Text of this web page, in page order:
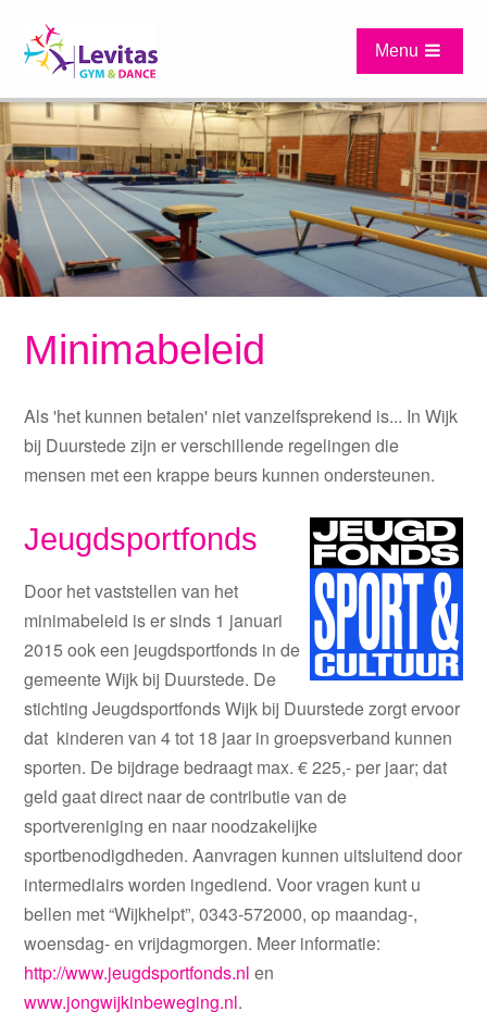
links
over
Spring
naar
de
hoofd-
inhoud
Spring
naar
het
hoofdmenu
Menu
Minimabeleid
Als 'het kunnen betalen' niet vanzelfsprekend is... In Wijk
bij Duurstede zijn er verschillende regelingen die
mensen met een krappe beurs kunnen ondersteunen.
Jeugdsportfonds
Door het vaststellen van het
minimabeleid is er sinds 1 januari
2015 ook een jeugdsportfonds in de
gemeente Wijk bij Duurstede. De
stichting Jeugdsportfonds Wijk bij Duurstede zorgt ervoor
dat kinderen van 4 tot 18 jaar in groepsverband kunnen
sporten. De bijdrage bedraagt max. € 225,- per jaar; dat
geld gaat direct naar de contributie van de
sportvereniging en naar noodzakelijke
sportbenodigdheden. Aanvragen kunnen uitsluitend door
intermediairs worden ingediend. Voor vragen kunt u
bellen met “Wijkhelpt”, 0343-572000, op maandag-,
woensdag- en vrijdagmorgen. Meer informatie:
http://www.jeugdsportfonds.nl en
www.jongwijkinbeweging.nl.